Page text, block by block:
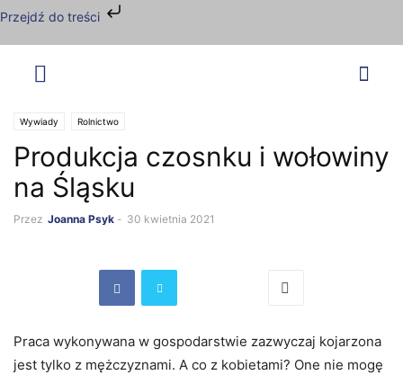
Przejdź do treści
Wywiady Rolnictwo
Produkcja czosnku i wołowiny
na Śląsku
Przez Joanna Psyk - 30 kwietnia 2021
Praca wykonywana w gospodarstwie zazwyczaj kojarzona
jest tylko z mężczyznami. A co z kobietami? One nie mogę